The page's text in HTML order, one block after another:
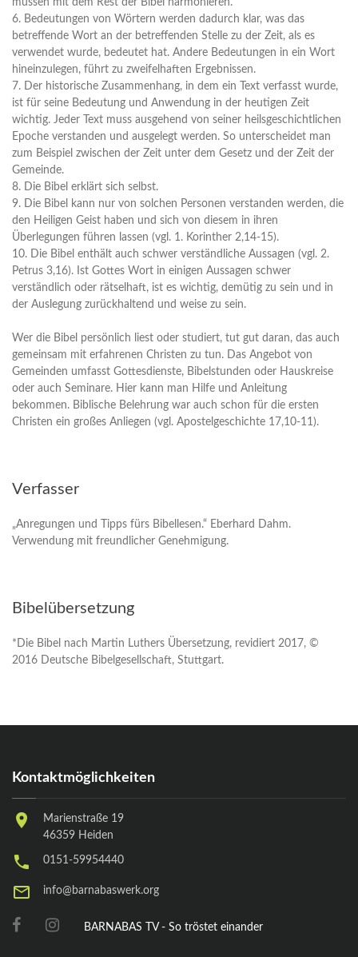
müssen mit dem Rest der Bibel harmonieren.
6. Bedeutungen von Wörtern werden dadurch klar, was das
betreffende Wort an der betreffenden Stelle zu der Zeit, als es
verwendet wurde, bedeutet hat. Andere Bedeutungen in ein Wort
hineinzulegen, führt zu zweifelhaften Ergebnissen.
7. Der historische Zusammenhang, in dem ein Text verfasst wurde,
ist für seine Bedeutung und Anwendung in der heutigen Zeit
wichtig. Jeder Text muss ausgehend von seiner heilsgeschichtlichen
Epoche verstanden und ausgelegt werden. So unterscheidet man
zum Beispiel zwischen der Zeit unter dem Gesetz und der Zeit der
Gemeinde.
8. Die Bibel erklärt sich selbst.
9. Die Bibel kann nur von solchen Personen verstanden werden, die
den Heiligen Geist haben und sich von diesem in ihren
Überlegungen führen lassen (vgl. 1. Korinther 2,14-15).
10. Die Bibel enthält auch schwer verständliche Aussagen (vgl. 2.
Petrus 3,16). Ist Gottes Wort in einigen Aussagen schwer
verständlich oder rätselhaft, ist es wichtig, demütig zu sein und in
der Auslegung zurückhaltend und weise zu sein.
Wer die Bibel persönlich liest oder studiert, tut gut daran, das auch
gemeinsam mit erfahrenen Christen zu tun. Das Angebot von
Gemeinden umfasst Gottesdienste, Bibelstunden oder Hauskreise
oder auch Seminare. Hier kann man Hilfe und Anleitung
bekommen. Biblische Belehrung war auch schon für die ersten
Christen ein großes Anliegen (vgl. Apostelgeschichte 17,10-11).
Verfasser
„Anregungen und Tipps fürs Bibellesen.“ Eberhard Dahm.
Verwendung mit freundlicher Genehmigung.
Bibelübersetzung
*Die Bibel nach Martin Luthers Übersetzung, revidiert 2017, ©
2016 Deutsche Bibelgesellschaft, Stuttgart.
Kontaktmöglichkeiten
Marienstraße 19
46359 Heiden
0151-59954440
info@barnabaswerk.org
BARNABAS TV - So tröstet einander